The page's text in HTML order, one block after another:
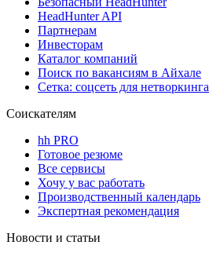
HeadHunter API
Партнерам
Инвесторам
Каталог компаний
Поиск по вакансиям в Айхале
Сетка: соцсеть для нетворкинга
Соискателям
hh PRO
Готовое резюме
Все сервисы
Хочу у вас работать
Производственный календарь
Экспертная рекомендация
Новости и статьи